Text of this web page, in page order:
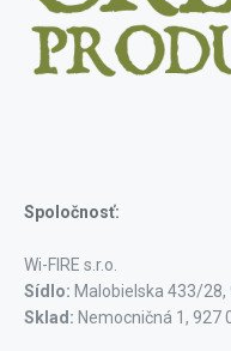
Spoločnosť:
Wi-FIRE s.r.o.
Sídlo: Malobielska 433/28,
Sklad: Nemocničná 1, 927